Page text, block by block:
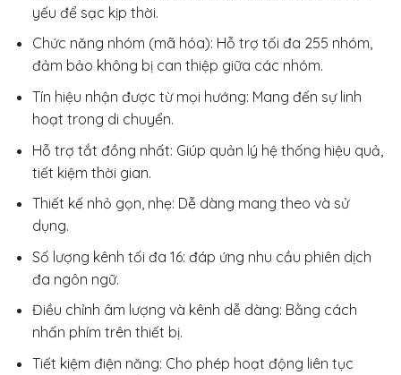
yếu để sạc kịp thời.
Chức năng nhóm (mã hóa): Hỗ trợ tối đa 255 nhóm,
đảm bảo không bị can thiệp giữa các nhóm.
Tín hiệu nhận được từ mọi hướng: Mang đến sự linh
hoạt trong di chuyển.
Hỗ trợ tắt đồng nhất: Giúp quản lý hệ thống hiệu quả,
tiết kiệm thời gian.
Thiết kế nhỏ gọn, nhẹ: Dễ dàng mang theo và sử
dụng.
Số lượng kênh tối đa 16: đáp ứng nhu cầu phiên dịch
đa ngôn ngữ.
Điều chỉnh âm lượng và kênh dễ dàng: Bằng cách
nhấn phím trên thiết bị.
Tiết kiệm điện năng: Cho phép hoạt động liên tục